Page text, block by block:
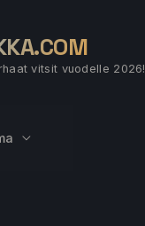
vitsit vuodelle 2026!